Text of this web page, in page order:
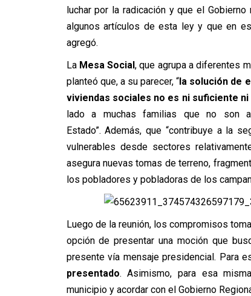
luchar por la radicación y que el
algunos artículos de esta ley y que en
agregó.
La Mesa Social, que agrupa a diferentes
planteó que, a su parecer, “la solución de
viviendas sociales no es ni suficiente
lado a muchas familias que no son
Estado”.Además, que “contribuye a la
vulnerables desde sectores
asegura nuevas tomas de terreno,
los pobladores y pobladoras de los
Luego de la reunión, los compromisos
opción de presentar una moción que
presente vía mensaje presidencial. Para
presentado. Asimismo, para esa
municipio y acordar con el Gobierno